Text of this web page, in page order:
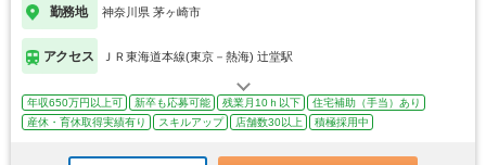
勤務地 神奈川県 茅ヶ崎市
アクセス ＪＲ東海道本線(東京－熱海) 辻堂駅
年収650万円以上可 新卒も応募可能 残業月10ｈ以下
住宅補助（手当）あり
産休・育休取得実績有り
スキルアップ 店舗数30以上 積極採用中